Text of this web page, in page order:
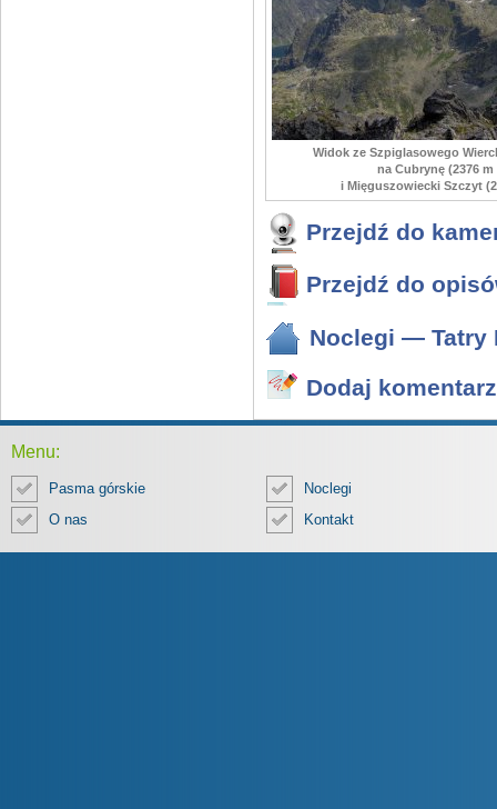
Widok ze Szpiglasowego
na Cubrynę (2376
i Mięguszowiecki Szczyt
Przejdź do
Przejdź do
Noclegi — Tatry
Dodaj komentarz
Menu:
Pasma górskie
Noclegi
O nas
Kontakt